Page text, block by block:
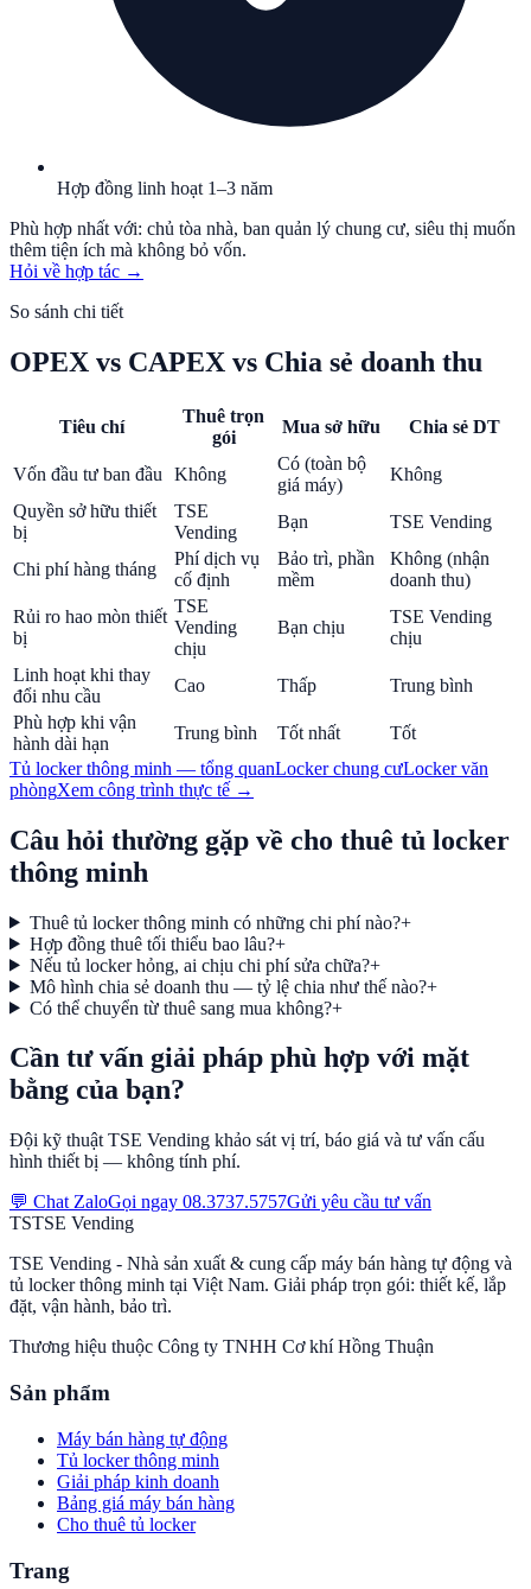
Hợp đồng linh hoạt 1–3 năm
Phù hợp nhất với: chủ tòa nhà, ban quản lý chung cư, siêu thị muốn
thêm tiện ích mà không bỏ vốn.
Hỏi về hợp tác →
So sánh chi tiết
OPEX vs CAPEX vs Chia sẻ doanh thu
Tiêu chí
Thuê trọn
gói
Mua sở hữu Chia sẻ DT
Vốn đầu tư ban đầu Không
Có (toàn bộ
giá máy)
Không
Quyền sở hữu thiết
bị
TSE
Vending
Bạn TSE Vending
Chi phí hàng tháng
Phí dịch vụ
cố định
Bảo trì, phần
mềm
Không (nhận
doanh thu)
Rủi ro hao mòn thiết
bị
TSE
Vending
chịu
Bạn chịu
TSE Vending
chịu
Linh hoạt khi thay
đổi nhu cầu
Cao Thấp
Trung bình
Phù hợp khi vận
hành dài hạn
Trung bình Tốt nhất
Tốt
Tủ locker thông minh — tổng quanLocker chung cưLocker văn
phòngXem công trình thực tế →
Câu hỏi thường gặp về cho thuê tủ locker
thông minh
Thuê tủ locker thông minh có những chi phí nào?+
Hợp đồng thuê tối thiểu bao lâu?+
Nếu tủ locker hỏng, ai chịu chi phí sửa chữa?+
Mô hình chia sẻ doanh thu — tỷ lệ chia như thế nào?+
Có thể chuyển từ thuê sang mua không?+
Cần tư vấn giải pháp phù hợp với mặt
bằng của bạn?
Đội kỹ thuật TSE Vending khảo sát vị trí, báo giá và tư vấn cấu
hình thiết bị — không tính phí.
💬 Chat ZaloGọi ngay 08.3737.5757Gửi yêu cầu tư vấn
TSTSE Vending
TSE Vending - Nhà sản xuất & cung cấp máy bán hàng tự động và
tủ locker thông minh tại Việt Nam. Giải pháp trọn gói: thiết kế, lắp
đặt, vận hành, bảo trì.
Thương hiệu thuộc Công ty TNHH Cơ khí Hồng Thuận
Sản phẩm
Máy bán hàng tự động
Tủ locker thông minh
Giải pháp kinh doanh
Bảng giá máy bán hàng
Cho thuê tủ locker
Trang